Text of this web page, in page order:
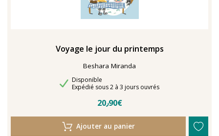
Voyage le jour du printemps
Beshara Miranda
Disponibilité
Disponible
Délais de livraison
Expédié sous 2 à 3 jours ouvrés
20٫90€
Ajouter au panier